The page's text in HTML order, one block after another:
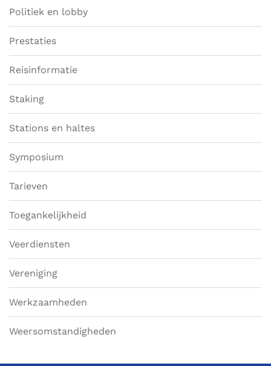
Politiek en lobby
Prestaties
Reisinformatie
Staking
Stations en haltes
Symposium
Tarieven
Toegankelijkheid
Veerdiensten
Vereniging
Werkzaamheden
Weersomstandigheden